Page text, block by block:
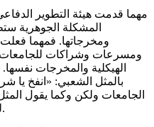
مهما قدمت هيئة التطوير
المشكلة الجوهرية
ومخرجاتها. فمهما
ومسرعات وشراكات للجامعات،
الهيكلية والمخرجات نفسها.
بالمثل الشعبي: «انفخ يا
الجامعات ولكن وكما يقول
لكنك لا تستطيع إجباره على الشرب.